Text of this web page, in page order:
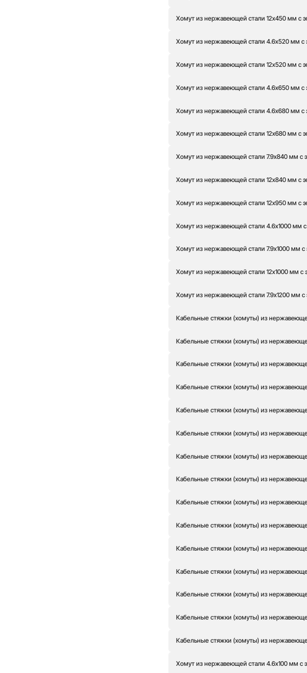
Хомут из нержавеющей стали 12x450 мм с
Хомут из нержавеющей стали 4.6x520 мм с
Хомут из нержавеющей стали 12x520 мм с
Хомут из нержавеющей стали 4.6x650 мм с
Хомут из нержавеющей стали 4.6x680 мм с
Хомут из нержавеющей стали 12x680 мм с
Хомут из нержавеющей стали 7.9x840 мм с
Хомут из нержавеющей стали 12x840 мм с
Хомут из нержавеющей стали 12x950 мм с
Хомут из нержавеющей стали 4.6x1000 мм
Хомут из нержавеющей стали 7.9x1000 мм
Хомут из нержавеющей стали 12x1000 мм с
Хомут из нержавеющей стали 7.9x1200 мм
Кабельные стяжки (хомуты) из
Кабельные стяжки (хомуты) из
Кабельные стяжки (хомуты) из
Кабельные стяжки (хомуты) из
Кабельные стяжки (хомуты) из
Кабельные стяжки (хомуты) из
Кабельные стяжки (хомуты) из
Кабельные стяжки (хомуты) из
Кабельные стяжки (хомуты) из
Кабельные стяжки (хомуты) из
Кабельные стяжки (хомуты) из
Кабельные стяжки (хомуты) из
Кабельные стяжки (хомуты) из
Кабельные стяжки (хомуты) из
Кабельные стяжки (хомуты) из
Хомут из нержавеющей стали 4.6x100 мм с